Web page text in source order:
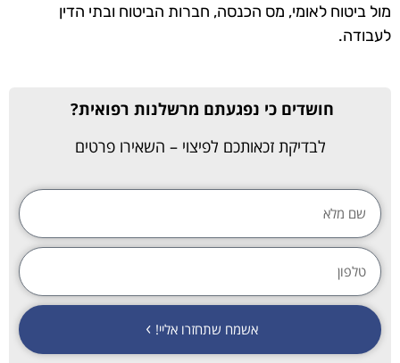
מול ביטוח לאומי, מס הכנסה, חברות הביטוח ובתי הדין
לעבודה.
חושדים כי נפגעתם מרשלנות רפואית?
לבדיקת זכאותכם לפיצוי – השאירו פרטים
אשמח שתחזרו אליי!